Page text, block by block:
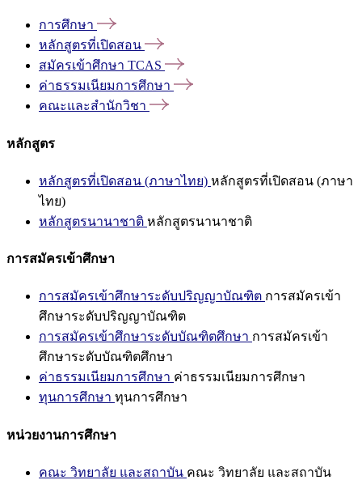
การศึกษา
หลักสูตรที่เปิดสอน
สมัครเข้าศึกษา TCAS
ค่าธรรมเนียมการศึกษา
คณะและสำนักวิชา
หลักสูตร
หลักสูตรที่เปิดสอน (ภาษาไทย) หลักสูตรที่เปิดสอน (ภาษา
ไทย)
หลักสูตรนานาชาติ หลักสูตรนานาชาติ
การสมัครเข้าศึกษา
การสมัครเข้าศึกษาระดับปริญญาบัณฑิต การสมัครเข้า
ศึกษาระดับปริญญาบัณฑิต
การสมัครเข้าศึกษาระดับบัณฑิตศึกษา การสมัครเข้า
ศึกษาระดับบัณฑิตศึกษา
ค่าธรรมเนียมการศึกษา ค่าธรรมเนียมการศึกษา
ทุนการศึกษา ทุนการศึกษา
หน่วยงานการศึกษา
คณะ วิทยาลัย และสถาบัน คณะ วิทยาลัย และสถาบัน